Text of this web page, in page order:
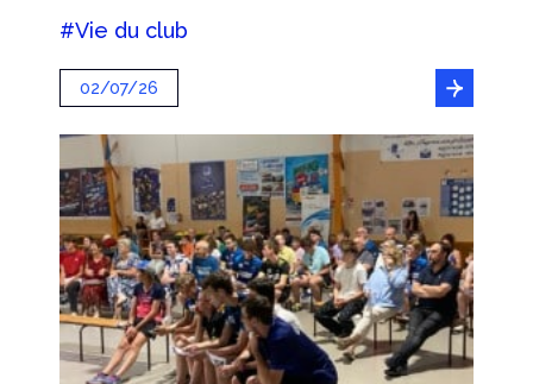
#Vie du club
02/07/26